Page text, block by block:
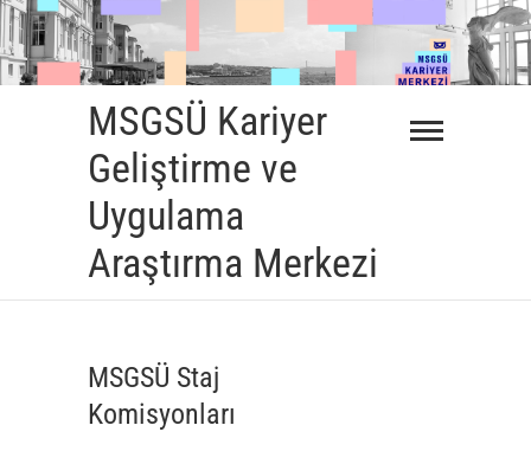
Skip
to
content
MSGSÜ Kariyer
Geliştirme ve
Uygulama
Araştırma Merkezi
MSGSÜ Staj
Komisyonları